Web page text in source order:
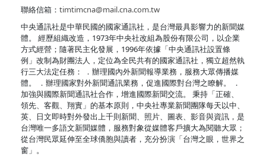
聯絡信箱： timtimcna@mail.cna.com.tw
中央通訊社是中華民國的國家通訊社，是台灣最具影響力的新聞媒
體。 經歷組織改造，1973年中央社改組為股份有限公司，以企業
方式經營；隨著民主化發展，1996年依據「中央通訊社設置條
例」改制為財團法人，定位為全民共有的國家通訊社，獨立超然執
行三大法定任務： ．辦理國內外新聞報導業務，服務大眾傳播媒
體。 ．辦理國家對外新聞通訊業務，促進國際對台灣之瞭解。 ．
加強與國際新聞通訊社合作，增進國際新聞交流。 秉持「正確、
領先、客觀、翔實」的基本原則，中央社專業新聞團隊每天以中、
英、日文即時對外發出上千則新聞、照片、圖表、影音與資訊，是
台灣唯一多語文新聞媒體，服務對象從媒體客戶擴大為閱聽大眾；
從台灣民眾延伸至全球僑胞與讀者，充分扮演「台灣之眼，世界之
窗」。